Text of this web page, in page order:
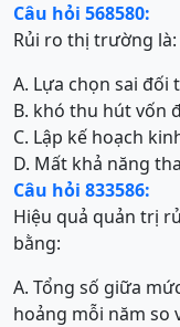
Câu hỏi 568580:
Rủi ro thị trường là:
A. Lựa chọn sai đối
B. khó thu hút vốn
C. Lập kế hoạch
D. Mất khả năng
Câu hỏi 833586:
Hiệu quả quản trị
bằng:
A. Tổng số giữa
hoảng mỗi năm so